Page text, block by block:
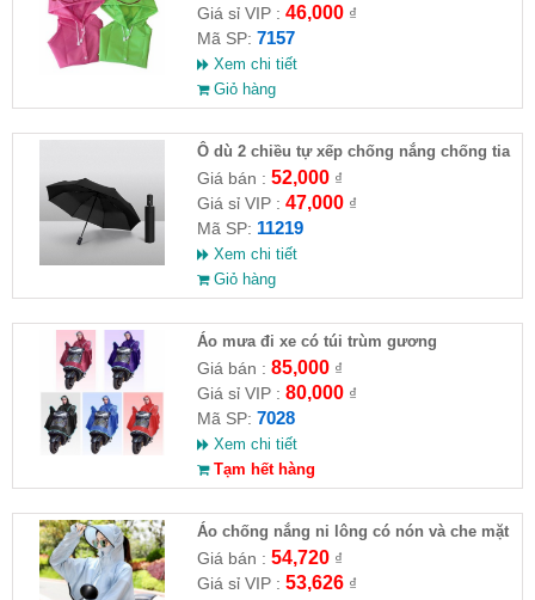
Giá sỉ VIP : 46,000₫
Mã SP: 7157
Xem chi tiết
Giỏ hàng
Ô dù 2 chiều tự xếp chống nắng chống tia
UV
Giá bán : 52,000₫
Giá sỉ VIP : 47,000₫
Mã SP: 11219
Xem chi tiết
Giỏ hàng
Áo mưa đi xe có túi trùm gương
Giá bán : 85,000₫
Giá sỉ VIP : 80,000₫
Mã SP: 7028
Xem chi tiết
Tạm hết hàng
Áo chống nắng ni lông có nón và che mặt
Giá bán : 54,720₫
Giá sỉ VIP : 53,626₫